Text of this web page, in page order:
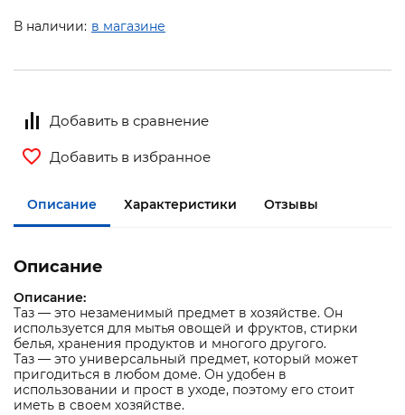
В наличии: в магазине
Добавить в сравнение
Добавить в избранное
Описание Характеристики Отзывы
Описание
Описание:
Таз — это незаменимый предмет в хозяйстве. Он
используется для мытья овощей и фруктов, стирки
белья, хранения продуктов и многого другого.
Таз — это универсальный предмет, который может
пригодиться в любом доме. Он удобен в
использовании и прост в уходе, поэтому его стоит
иметь в своем хозяйстве.